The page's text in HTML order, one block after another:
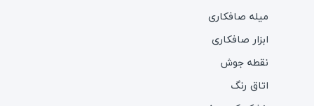
میله صافکاری
ابزار صافکاری
نقطه جوش
اتاق رنگ